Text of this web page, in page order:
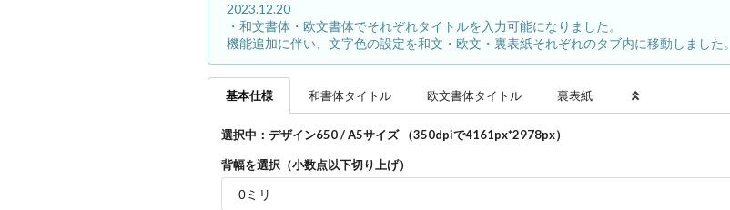
2023.12.20
・和文書体・欧文書体でそれぞれタイトルを入力可能になりました。
機能追加に伴い、文字色の設定を和文・欧文・裏表紙それぞれのタブ内に移動しました。
基本仕様 和書体タイトル 欧文書体タイトル 裏表紙
選択中：デザイン650 / A5サイズ （350dpiで4161px*2978px）
背幅を選択（小数点以下切り上げ）